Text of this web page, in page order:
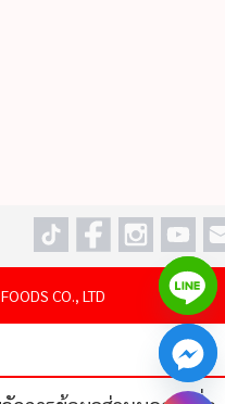
CO., LTD